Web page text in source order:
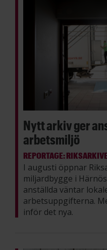
Nytt arkiv ger
arbetsmiljö
REPORTAGE:
I augusti öppnar
miljardbygge i
anställda väntar
arbetsuppgifterna.
inför det nya.